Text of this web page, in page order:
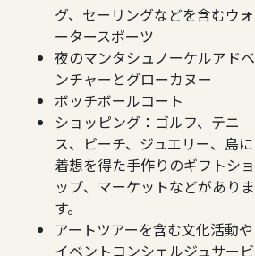
グ、セーリングなどを含むウォ
ータースポーツ
夜のマンタシュノーケルアドベ
ンチャーとグローカヌー
ボッチボールコート
ショッピング：ゴルフ、テニ
ス、ビーチ、ジュエリー、島に
着想を得た手作りのギフトショ
ップ、マーケットなどがありま
す。
アートツアーを含む文化活動や
イベントコンシェルジュサービ